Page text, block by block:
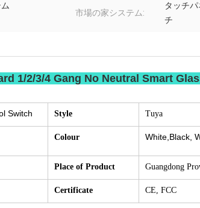
市場の家システム:
タッチ
チ
1/2/3/4 Gang No Neutral Smart
Switch Style Tuya
Colour White,Black,
Place of Product Guangdong
Certificate CE, FCC